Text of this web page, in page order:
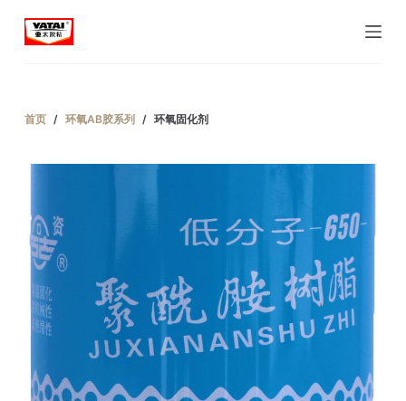
跳
过
首页 / 环氧AB胶系列 / 环氧固化剂